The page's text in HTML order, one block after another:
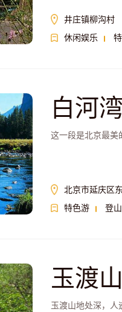
井庄镇柳沟村
休闲娱乐
白河
这一段是北京最美
北京市延庆区
特色游
登山
玉渡
玉渡山地处深，